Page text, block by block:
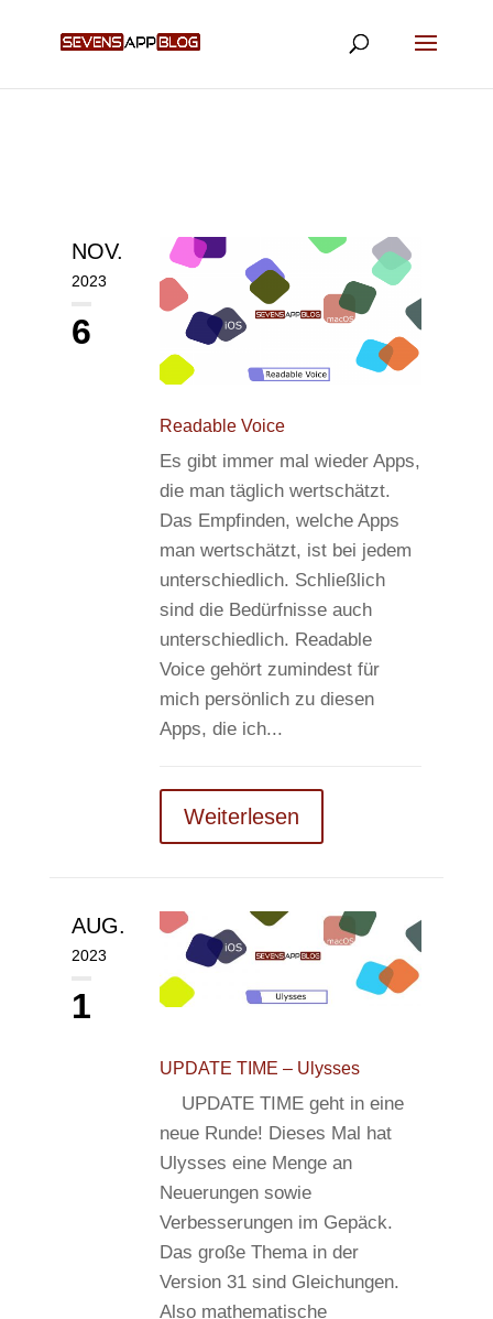
NOV.
2023
6
Readable Voice
Es gibt immer mal wieder Apps,
die man täglich wertschätzt.
Das Empfinden, welche Apps
man wertschätzt, ist bei jedem
unterschiedlich. Schließlich
sind die Bedürfnisse auch
unterschiedlich. Readable
Voice gehört zumindest für
mich persönlich zu diesen
Apps, die ich...
Weiterlesen
AUG.
2023
1
UPDATE TIME – Ulysses
UPDATE TIME geht in eine
neue Runde! Dieses Mal hat
Ulysses eine Menge an
Neuerungen sowie
Verbesserungen im Gepäck.
Das große Thema in der
Version 31 sind Gleichungen.
Also mathematische